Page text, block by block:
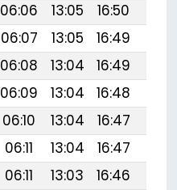
06:06 13:05 16:50
06:07 13:05 16:49
06:08 13:04 16:49
06:09 13:04 16:48
06:10 13:04 16:47
06:11 13:04 16:47
06:11 13:03 16:46